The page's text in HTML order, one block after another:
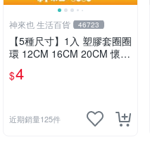
神來也 生活百貨 46723
【5種尺寸】1入 塑膠套圈圈
環 12CM 16CM 20CM 懷舊
童玩 兒童玩具 夜市套圈圈
塑膠套環 遊戲道具 套環
$4
近期銷量125件